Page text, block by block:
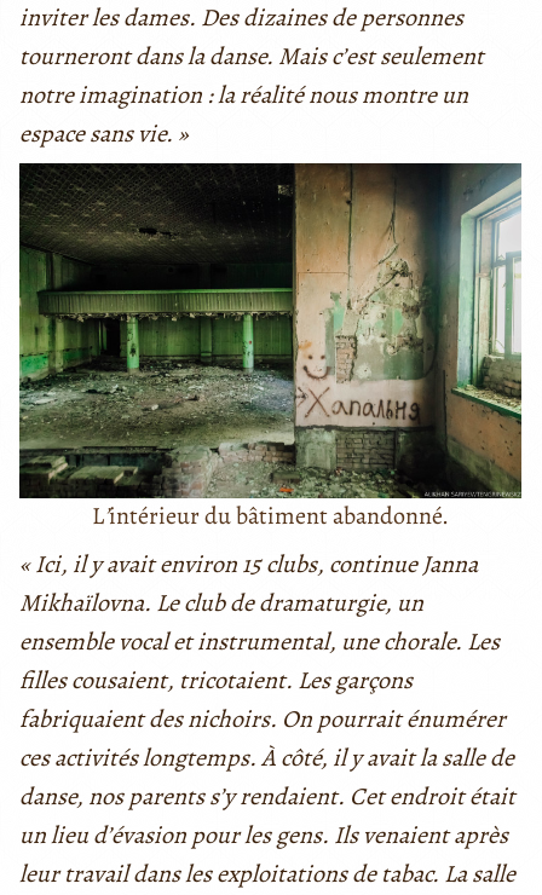
inviter les dames. Des dizaines de personnes
tourneront dans la danse. Mais c’est seulement
notre imagination : la réalité nous montre un
espace sans vie. »
L’intérieur du bâtiment abandonné.
« Ici, il y avait environ 15 clubs, continue Janna
Mikhaïlovna. Le club de dramaturgie, un
ensemble vocal et instrumental, une chorale. Les
filles cousaient, tricotaient. Les garçons
fabriquaient des nichoirs. On pourrait énumérer
ces activités longtemps. À côté, il y avait la salle de
danse, nos parents s’y rendaient. Cet endroit était
un lieu d’évasion pour les gens. Ils venaient après
leur travail dans les exploitations de tabac. La salle